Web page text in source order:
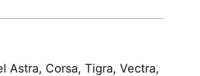
Astra, Corsa, Tigra, Vectra,